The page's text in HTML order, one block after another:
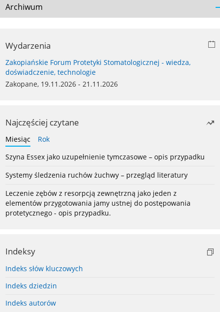
Archiwum
Wydarzenia
Zakopiańskie Forum Protetyki Stomatologicznej - wiedza,
doświadczenie, technologie
Zakopane, 19.11.2026 - 21.11.2026
Najczęściej czytane
Miesiąc
Rok
Szyna Essex jako uzupełnienie tymczasowe – opis przypadku
Systemy śledzenia ruchów żuchwy – przegląd literatury
Leczenie zębów z resorpcją zewnętrzną jako jeden z
elementów przygotowania jamy ustnej do postępowania
protetycznego - opis przypadku.
Indeksy
Indeks słów kluczowych
Indeks dziedzin
Indeks autorów